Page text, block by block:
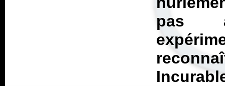
pas